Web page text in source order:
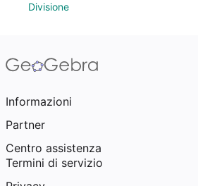
Divisione
Informazioni
Partner
Centro assistenza
Termini di servizio